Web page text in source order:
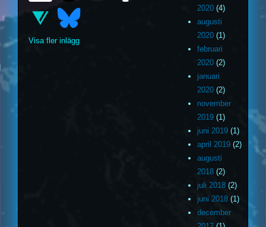
Visa fler inlägg
2020(4)
augusti
2020(1)
februari
2020(2)
januari
2020(2)
november
2019(1)
juni 2019(1)
april 2019(2)
augusti
2018(2)
juli 2018(2)
juni 2018(1)
december